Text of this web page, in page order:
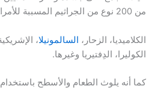
من 200 نوع من الجراثيم المسببة للأمراض مثل:
الكلاميديا، الزحار، السالمونيلا،
الكوليرا، الدِفتيريا وغيرها.
كما أنه يلوث الطعام والأسطح باستخدام